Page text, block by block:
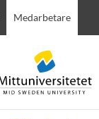
Medarbetare